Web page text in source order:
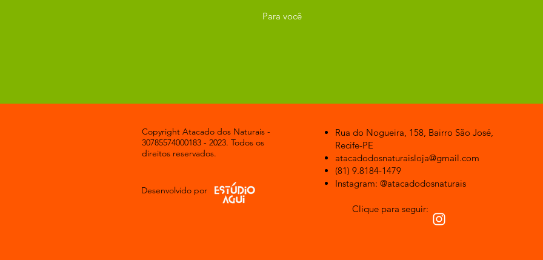
Para você
Copyright Atacado dos Naturais -
30785574000183 - 2023. Todos os
direitos reservados.
Desenvolvido por
Rua do Nogueira, 158, Bairro São José,
Recife-PE
atacadodosnaturaisloja@gmail.com
(81) 9.8184-1479
Instagram: @atacadodosnaturais
Clique para seguir: